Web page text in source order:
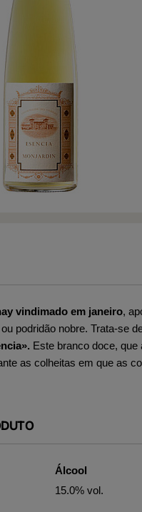
vindimado em janeiro,
ou podridão nobre. Trata-se
Este branco doce,
as colheitas em que as
Álcool
15.0% vol.